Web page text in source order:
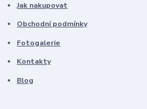
Jak nakupovat
Obchodní podmínky
Fotogalerie
Kontakty
Blog